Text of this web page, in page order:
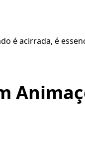
é acirrada, é